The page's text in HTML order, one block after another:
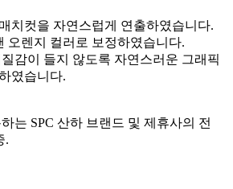
치컷을 자연스럽게 연출하였습니다.
오렌지 컬러로 보정하였습니다.
감이 들지 않도록 자연스러운 그래픽
였습니다.
는 SPC 산하 브랜드 및 제휴사의 전
.